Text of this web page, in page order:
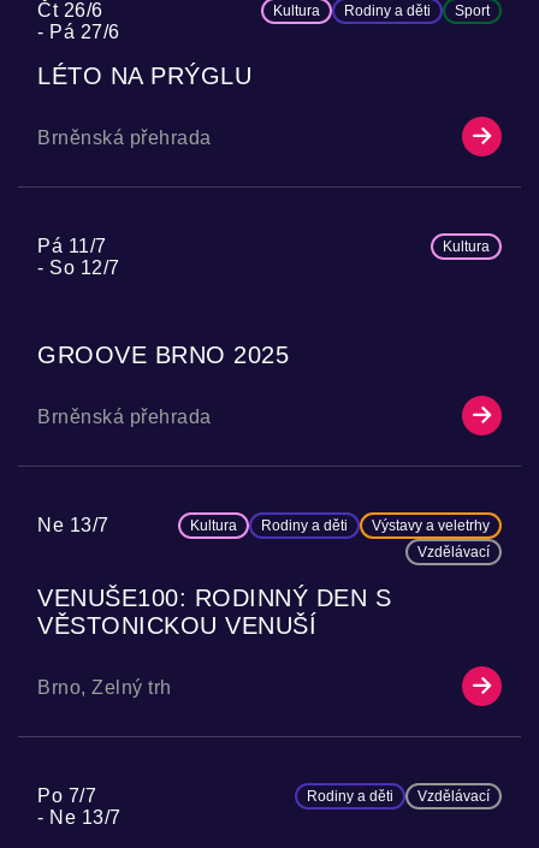
Čt 26/6
Pá 27/6
Kultura Rodiny a děti Sport
LÉTO NA PRÝGLU
Brněnská přehrada
Pá 11/7
So 12/7
Kultura
GROOVE BRNO 2025
Brněnská přehrada
Ne 13/7 Kultura Rodiny a děti
Výstavy a veletrhy
Vzdělávací
VENUŠE100: RODINNÝ DEN S
VĚSTONICKOU VENUŠÍ
Brno, Zelný trh
Po 7/7
Ne 13/7
Rodiny a děti Vzdělávací